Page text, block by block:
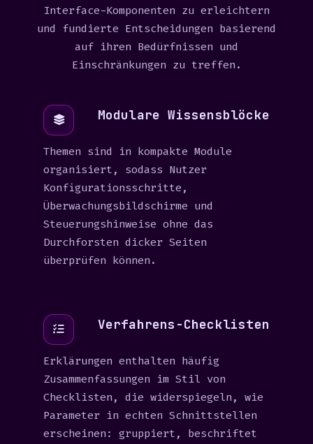
Interface-Komponenten zu erleichtern
und fundierte Entscheidungen basierend
auf ihren Bedürfnissen und
Einschränkungen zu treffen.
Modulare Wissensblöcke
Themen sind in kompakte Module
organisiert, sodass Nutzer
Konfigurationsschritte,
Überwachungsbildschirme und
Steuerungshinweise ohne das
Durchforsten dicker Seiten
überprüfen können.
Verfahrens-Checklisten
Erklärungen enthalten häufig
Zusammenfassungen im Stil von
Checklisten, die widerspiegeln, wie
Parameter in echten Schnittstellen
erscheinen: gruppiert, beschriftet